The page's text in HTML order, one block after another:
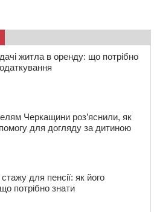
незаконні зміни до договору
інтернату
видворили з країни грузина,
у колонії
житла в оренду: що потрібно
Черкащини роз’яснили, як
для догляду за дитиною
для пенсії: як його
потрібно знати